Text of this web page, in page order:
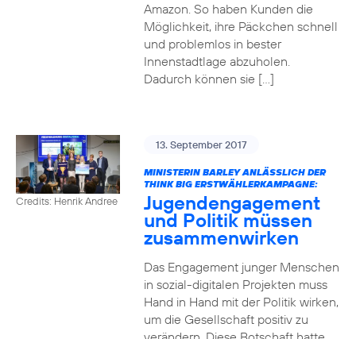
Amazon. So haben Kunden die
Möglichkeit, ihre Päckchen schnell
und problemlos in bester
Innenstadtlage abzuholen.
Dadurch können sie […]
Credits: Henrik Andree
13. September 2017
MINISTERIN BARLEY ANLÄSSLICH DER
THINK BIG ERSTWÄHLERKAMPAGNE:
Jugendengagement
und Politik müssen
zusammenwirken
Das Engagement junger Menschen
in sozial-digitalen Projekten muss
Hand in Hand mit der Politik wirken,
um die Gesellschaft positiv zu